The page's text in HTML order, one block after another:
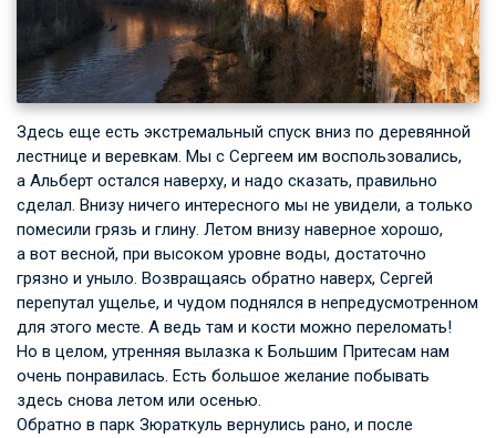
Здесь еще есть экстремальный спуск вниз по деревянной
лестнице и веревкам. Мы с Сергеем им воспользовались,
а Альберт остался наверху, и надо сказать, правильно
сделал. Внизу ничего интересного мы не увидели, а только
помесили грязь и глину. Летом внизу наверное хорошо,
а вот весной, при высоком уровне воды, достаточно
грязно и уныло. Возвращаясь обратно наверх, Сергей
перепутал ущелье, и чудом поднялся в непредусмотренном
для этого месте. А ведь там и кости можно переломать!
Но в целом, утренняя вылазка к Большим Притесам нам
очень понравилась. Есть большое желание побывать
здесь снова летом или осенью.
Обратно в парк Зюраткуль вернулись рано, и после